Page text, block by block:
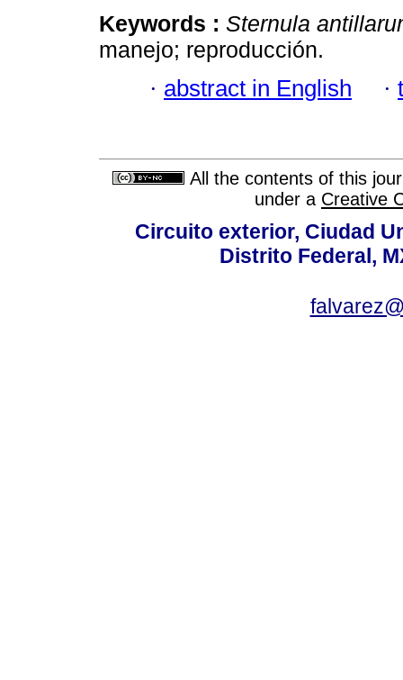
Keywords : Sternula
manejo; reproducción.
· abstract in English ·
All the contents of this
under a Creative
Circuito exterior, Ciudad
Distrito Federal,